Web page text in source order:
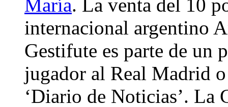
María. La venta del 10
internacional argentino
Gestifute es parte de un
jugador al Real Madrid
‘Diario de Noticias’. La